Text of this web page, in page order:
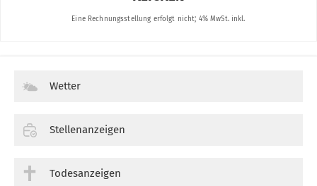
Wetter
Stellenanzeigen
Todesanzeigen